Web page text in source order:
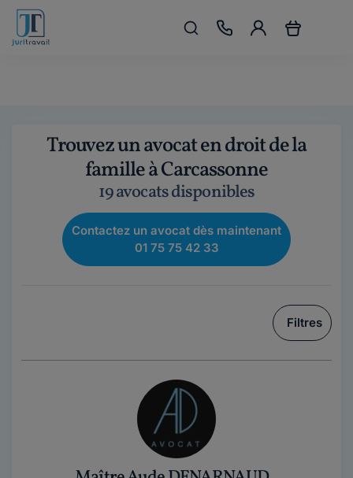
Trouvez un avocat en droit de la
famille à Carcassonne
19 avocats disponibles
Contactez un avocat dès maintenant
01 75 75 42 33
Filtres